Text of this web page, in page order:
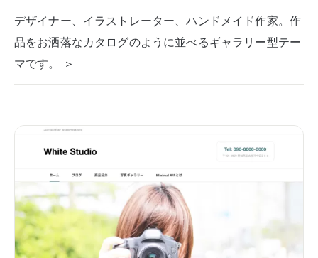
デザイナー、イラストレーター、ハンドメイド作家。作
品をお洒落なカタログのように並べるギャラリー型テー
マです。 ＞